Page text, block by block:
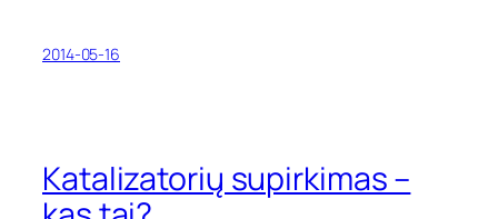
2014-05-16
Katalizatorių supirkimas –